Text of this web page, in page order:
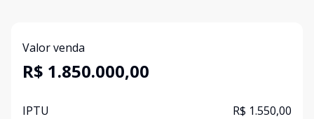
Valor venda
R$ 1.850.000,00
IPTU R$ 1.550,00